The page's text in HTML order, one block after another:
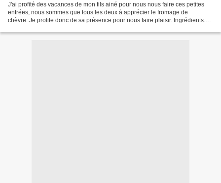
J'ai profité des vacances de mon fils ainé pour nous nous faire ces petites
entrées, nous sommes que tous les deux à apprécier le fromage de
chèvre..Je profite donc de sa présence pour nous faire plaisir. Ingrédients: